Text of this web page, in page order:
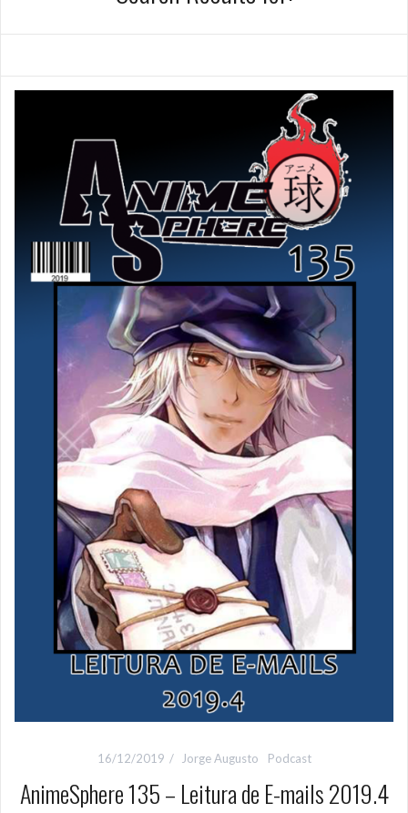
16/12/2019 Jorge Augusto Podcast
AnimeSphere 135 – Leitura de E-mails 2019.4